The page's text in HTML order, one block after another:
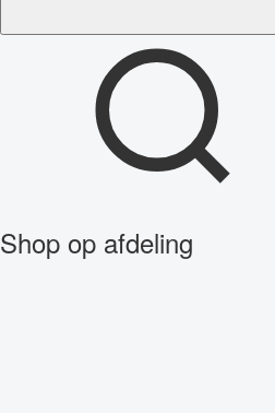
Shop op afdeling